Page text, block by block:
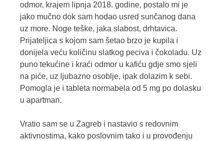
odmor, krajem lipnja 2018. godine, postalo mi je
jako mučno dok sam hodao usred sunčanog dana
uz more. Noge teške, jaka slabost, drhtavica.
Prijateljica s kojom sam šetao brzo je kupila i
donijela veću količinu slatkog peciva i čokoladu. Uz
puno tekućine i kraći odmor u kafiću gdje smo sjeli
na piće, uz ljubazno osoblje, ipak dolazim k sebi.
Pomogla je i tableta normabela od 5 mg po dolasku
u apartman.
Vratio sam se u Zagreb i nastavio s redovnim
aktivnostima, kako poslovnim tako i u provođenju